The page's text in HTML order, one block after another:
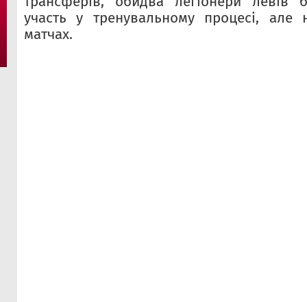
участь у тренувальному процесі, але
матчах.